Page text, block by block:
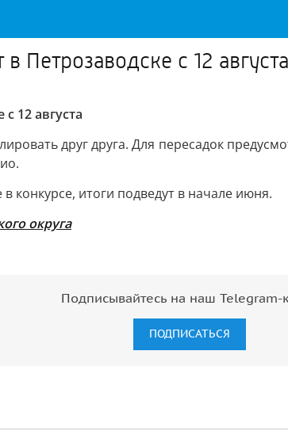
Петрозаводске с 12 августа
12 августа
друг друга. Для пересадок
конкурсе, итоги подведут в начале июня.
округа
Подписывайтесь на наш Telegram-
ПОДПИСАТЬСЯ